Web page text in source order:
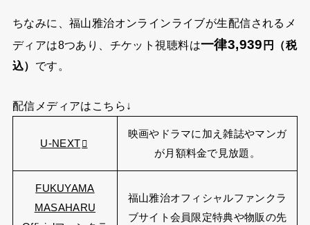
ちなみに、福山雅治オンラインライブが生配信されるメ
ディアは8つあり、チケット視聴料は一律3,939 円（税
込） です。
配信メディアはこちら↓
U-NEXT
映画やドラマに加え雑誌やマンガ
が月額料金で見放題。
FUKUYAMA
MASAHARU
福山雅治オフィシャルファンクラ
ブサイト会員限定特典や物販の先